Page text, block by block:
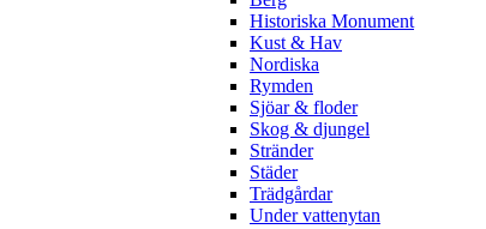
Historiska Monument
Kust & Hav
Nordiska
Rymden
Sjöar & floder
Skog & djungel
Stränder
Städer
Trädgårdar
Under vattenytan